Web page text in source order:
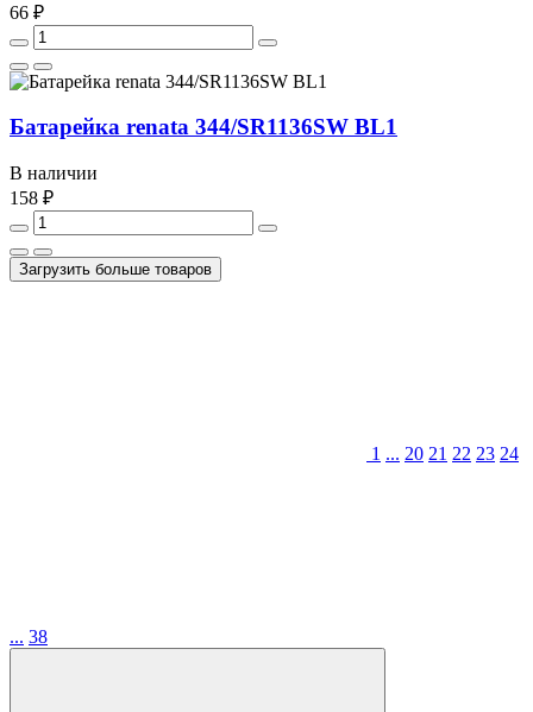
66 ₽
Батарейка renata 344/SR1136SW BL1
В наличии
158 ₽
Загрузить больше товаров
1 ... 20 21 22 23 24
... 38